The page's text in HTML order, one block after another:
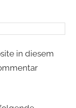
in diesem